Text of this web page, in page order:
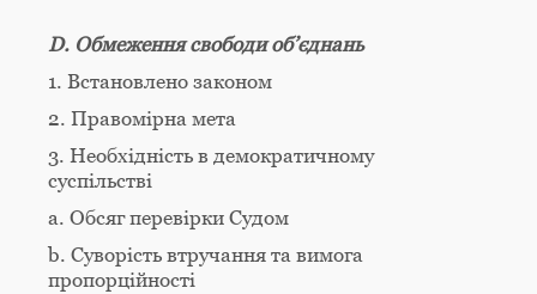
D. Обмеження свободи об’єднань
1. Встановлено законом
2. Правомірна мета
3. Необхідність в демократичному
суспільстві
а. Обсяг перевірки Судом
b. Суворість втручання та вимога
пропорційності